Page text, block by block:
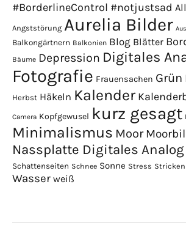
#BorderlineControl #notjustsad
Angststörung Aurelia Bilder
Balkongärtnern Balkonien Blog Blätter
Bäume Depression Digitales
Fotografie Frauensachen Grün
Herbst Häkeln Kalender
Camera Kopfgewusel kurz gesagt
Minimalismus Moor
Nassplatte Digitales Analog
Schattenseiten Schnee Sonne Stress Stricken
Wasser weiß